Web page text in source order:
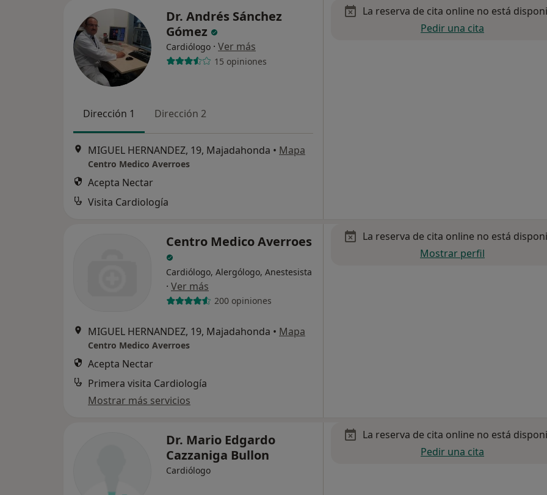
Dr. Andrés Sánchez
Gómez
Cardiólogo · Ver más
15 opiniones
Dirección 1 Dirección 2
MIGUEL HERNANDEZ, 19, Majadahonda • Mapa
Centro Medico Averroes
Acepta Nectar
Visita Cardiología
La reserva de cita online no está
Pedir una cita
Centro Medico Averroes
Cardiólogo, Alergólogo, Anestesista
· Ver más
200 opiniones
MIGUEL HERNANDEZ, 19, Majadahonda • Mapa
Centro Medico Averroes
Acepta Nectar
Primera visita Cardiología
Mostrar más servicios
La reserva de cita online no está
Mostrar perfil
Dr. Mario Edgardo
Cazzaniga Bullon
Cardiólogo
La reserva de cita online no está
Pedir una cita